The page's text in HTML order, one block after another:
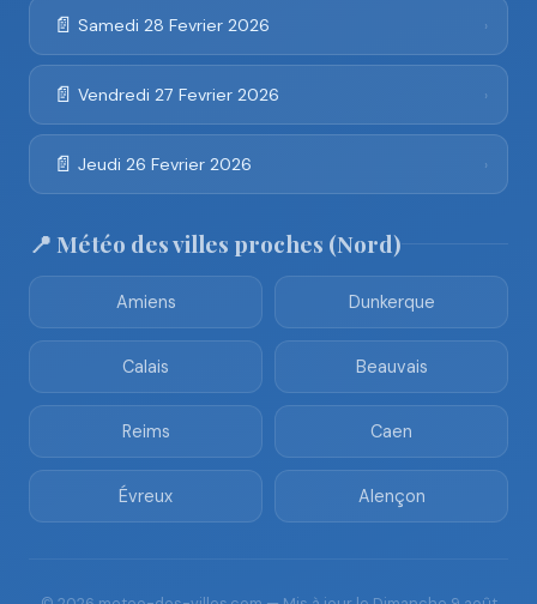
📄 Samedi 28 Fevrier 2026 ›
📄 Vendredi 27 Fevrier 2026 ›
📄 Jeudi 26 Fevrier 2026 ›
📍 Météo des villes proches (Nord)
Amiens Dunkerque
Calais Beauvais
Reims Caen
Évreux Alençon